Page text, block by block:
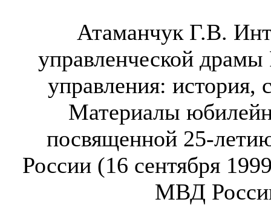
Атаманчук Г.В.
управленческой
управления: история,
Материалы
посвященной 25-
России (16 сентября
МВД